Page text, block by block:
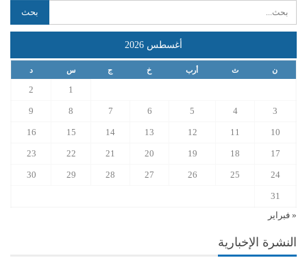
أغسطس 2026
ن ث أرب خ ج س د
1
2
3
4
5
6
7
8
9
10
11
12
13
14
15
16
17
18
19
20
21
22
23
24
25
26
27
28
29
30
31
« فبراير
النشرة الإخبارية